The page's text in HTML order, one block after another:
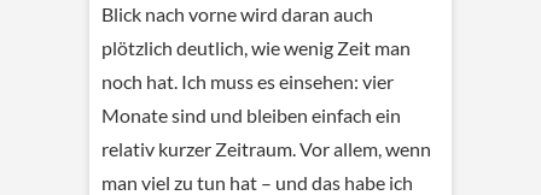
Blick nach vorne wird daran auch
plötzlich deutlich, wie wenig Zeit man
noch hat. Ich muss es einsehen: vier
Monate sind und bleiben einfach ein
relativ kurzer Zeitraum. Vor allem, wenn
man viel zu tun hat – und das habe ich